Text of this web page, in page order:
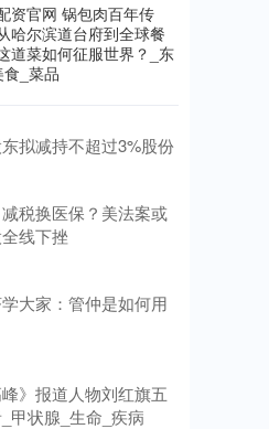
资官网 锅包肉百年传
哈尔滨道台府到全球餐
道菜如何征服世界？_东
_菜品
拟减持不超过3%股份
税换医保？美法案或
线下挫
大家：管仲是如何用
》报道人物刘红旗五
甲状腺_生命_疾病